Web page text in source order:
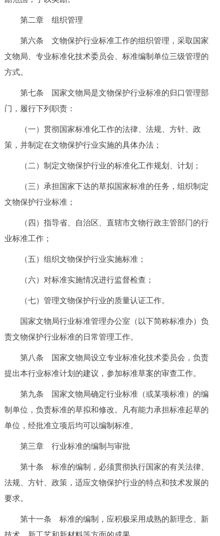
第二章 组织管理
第六条 文物保护行业标准工作的组织管理，采取国家
文物局、专业标准化技术委员会、标准编制单位三级管理的
方式。
第七条 国家文物局是文物保护行业标准的归口管理部
门，履行下列职责：
（一）贯彻国家标准化工作的法律、法规、方针、政
策，并制定在文物保护行业实施的具体办法；
（二）制定文物保护行业的标准化工作规划、计划；
（三）承担国家下达的草拟国家标准的任务，组织制定
文物保护行业标准；
（四）指导省、自治区、直辖市文物行政主管部门的行
业标准工作；
（五）组织文物保护行业实施标准；
（六）对标准实施情况进行监督检查；
（七）管理文物保护行业的质量认证工作。
国家文物局行业标准管理办公室（以下简称标准办）负
责文物保护行业标准的日常管理工作。
第八条 国家文物局设立专业标准化技术委员会，负责
提出本行业标准计划的建议，参加标准草案的审查工作。
第九条 国家文物局确定行业标准（或某项标准）的编
制单位，负责标准的草拟和修改。凡有能力承担标准起草的
单位，经批准立项后均可以编制标准。
第三章 行业标准的编制与审批
第十条 标准的编制，必须贯彻执行国家的有关法律、
法规、方针、政策，适应文物保护行业的特点和技术发展的
要求。
第十一条 标准的编制，应积极采用成熟的新理念、新